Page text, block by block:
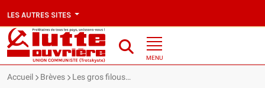
LES AUTRES SITES
MENU
Accueil Brèves Les gros filous…